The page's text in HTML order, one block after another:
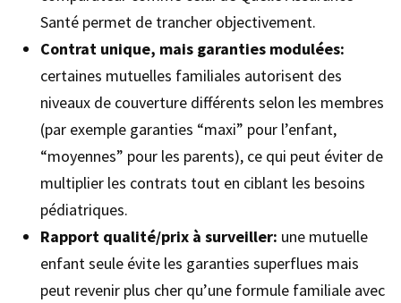
Santé permet de trancher objectivement.
Contrat unique, mais garanties modulées:
certaines mutuelles familiales autorisent des
niveaux de couverture différents selon les membres
(par exemple garanties “maxi” pour l’enfant,
“moyennes” pour les parents), ce qui peut éviter de
multiplier les contrats tout en ciblant les besoins
pédiatriques.
Rapport qualité/prix à surveiller: une mutuelle
enfant seule évite les garanties superflues mais
peut revenir plus cher qu’une formule familiale avec